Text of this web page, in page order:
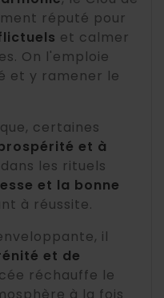
réputé pour
et calmer
On l'emploie
et y ramener le
certaines
et à
les rituels
et la bonne
à réussite.
il
et de
réchauffe le